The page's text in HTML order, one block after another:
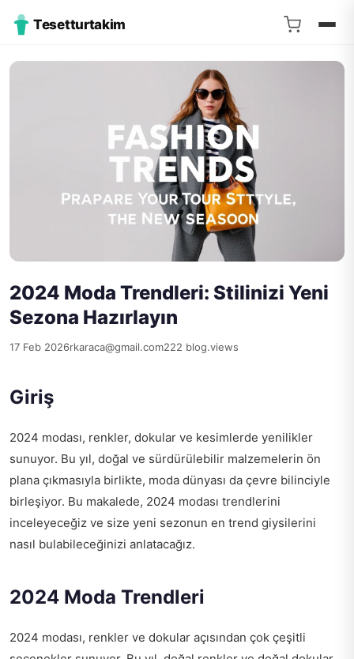
Tesetturtakim
2024 Moda Trendleri: Stilinizi Yeni
Sezona Hazırlayın
17 Feb 2026rkaraca@gmail.com222 blog.views
Giriş
2024 modası, renkler, dokular ve kesimlerde yenilikler
sunuyor. Bu yıl, doğal ve sürdürülebilir malzemelerin ön
plana çıkmasıyla birlikte, moda dünyası da çevre bilinciyle
birleşiyor. Bu makalede, 2024 modası trendlerini
inceleyeceğiz ve size yeni sezonun en trend giysilerini
nasıl bulabileceğinizi anlatacağız.
2024 Moda Trendleri
2024 modası, renkler ve dokular açısından çok çeşitli